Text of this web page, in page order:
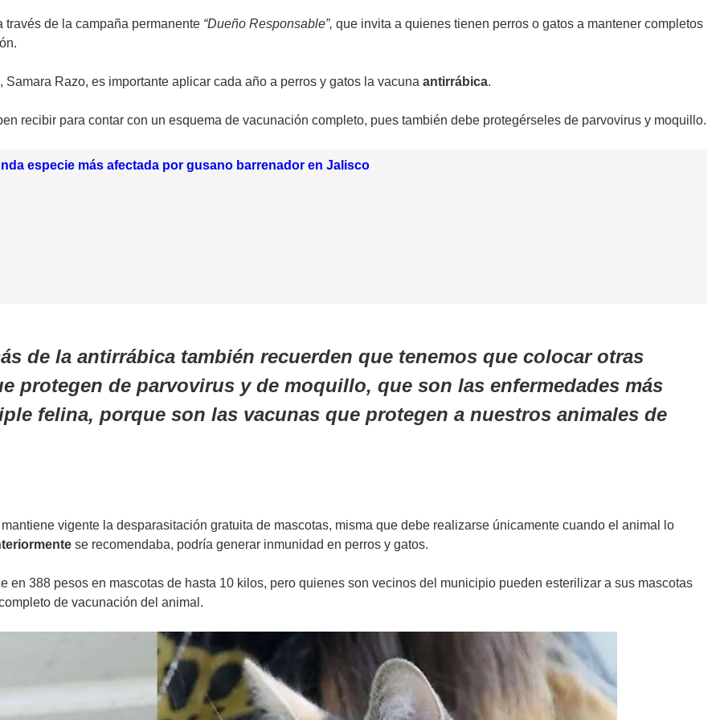
través de la campaña permanente “Dueño Responsable”, que invita a quienes tienen perros o gatos a mantener completos
Razo, es importante aplicar cada año a perros y gatos la vacuna antirrábica.
recibir para contar con un esquema de vacunación completo, pues también debe protegérseles de parvovirus y moquillo.
especie más afectada por gusano barrenador en Jalisco
de la antirrábica también recuerden que tenemos que colocar otras
protegen de parvovirus y de moquillo, que son las enfermedades más
felina, porque son las vacunas que protegen a nuestros animales de
vigente la desparasitación gratuita de mascotas, misma que debe realizarse únicamente cuando el animal lo
se recomendaba, podría generar inmunidad en perros y gatos.
en 388 pesos en mascotas de hasta 10 kilos, pero quienes son vecinos del municipio pueden esterilizar a sus mascotas
de vacunación del animal.